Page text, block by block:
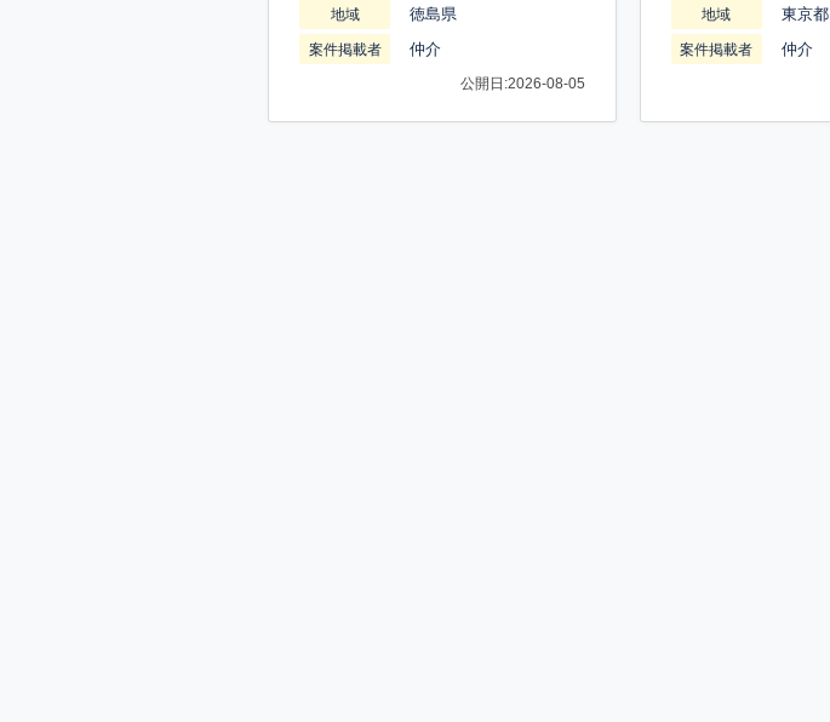
地域 徳島県
案件掲載者 仲介
公開日:2026-08-05
地域 東京都
案件掲載者 仲介